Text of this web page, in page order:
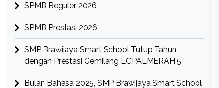
SPMB Reguler 2026
SPMB Prestasi 2026
SMP Brawijaya Smart School Tutup Tahun
dengan Prestasi Gemilang LOPALMERAH 5
Bulan Bahasa 2025, SMP Brawijaya Smart School